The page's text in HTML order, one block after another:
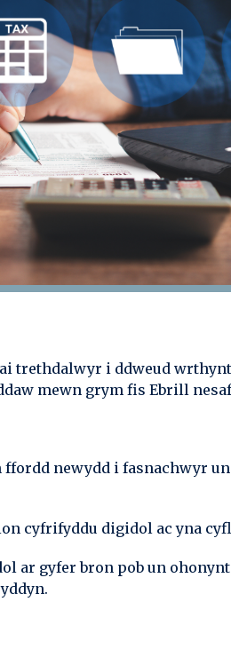
trethdalwyr i ddweud
mewn grym fis Ebrill
newydd i fasnachwyr
cyfrifyddu digidol ac yna
ar gyfer bron pob un